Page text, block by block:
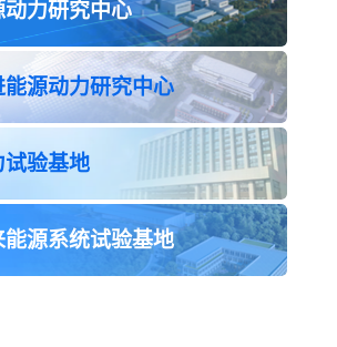
05-06]
力研究中心
源动力研究中心
验基地
源系统试验基地